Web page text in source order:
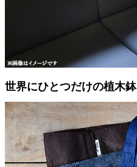
世界にひとつだけの植木鉢